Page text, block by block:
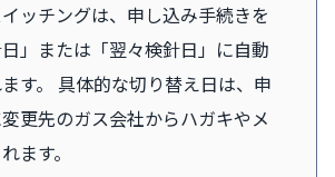
ッチングは、申し込み手続きを
」または「翌々検針日」に自動
す。 具体的な切り替え日は、申
更先のガス会社からハガキやメ
ます。